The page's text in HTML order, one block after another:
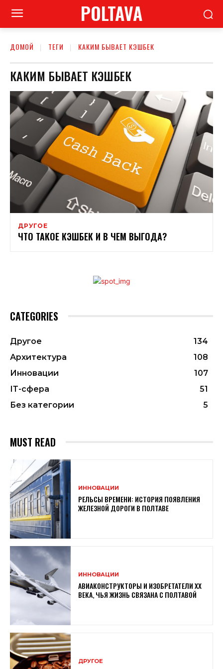
POLTAVA
ДОМОЙ ТЕГИ КАКИМ БЫВАЕТ КЭШБЕК
КАКИМ БЫВАЕТ КЭШБЕК
ДРУГОЕ
ЧТО ТАКОЕ КЭШБЕК И В ЧЕМ ВЫГОДА?
CATEGORIES
Другое
134
Архитектура
108
Инновации
107
ІТ-сфера
51
Без категории
5
MUST READ
ИННОВАЦИИ
РЕЛЬСЫ ВРЕМЕНИ: ИСТОРИЯ ПОЯВЛЕНИЯ
ЖЕЛЕЗНОЙ ДОРОГИ В ПОЛТАВЕ
ИННОВАЦИИ
АВИАКОНСТРУКТОРЫ И ИЗОБРЕТАТЕЛИ XX
ВЕКА, ЧЬЯ ЖИЗНЬ СВЯЗАНА С ПОЛТАВОЙ
ДРУГОЕ